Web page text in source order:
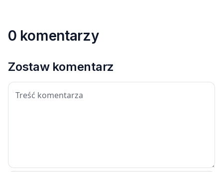
0 komentarzy
Zostaw komentarz